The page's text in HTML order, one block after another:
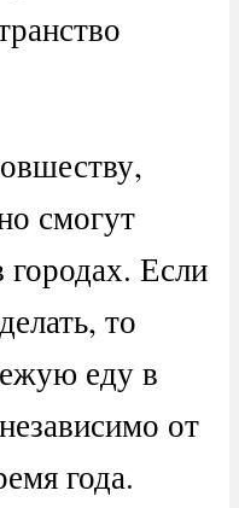
смогут
Если
то
еду в
от
года.